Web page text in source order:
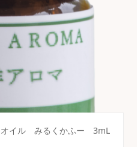
オイル みるくかふー 3mL